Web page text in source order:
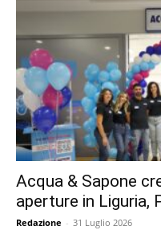
Acqua & Sapone
aperture in Liguria,
Redazione - 31 Luglio 2026